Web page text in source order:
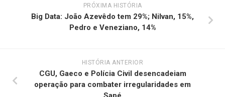
PRÓXIMA HISTÓRIA
Big Data: João Azevêdo tem 29%; Nilvan, 15%,
Pedro e Veneziano, 14%
HISTÓRIA ANTERIOR
CGU, Gaeco e Polícia Civil desencadeiam
operação para combater irregularidades em